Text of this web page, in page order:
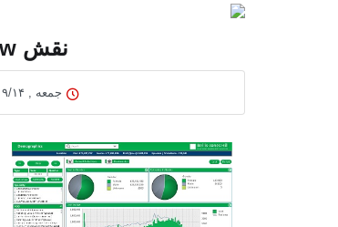
نقش QlikView در سامانه های مالی
جمعه , ۱۳۹۳/۰۹/۱۴ ۰۹:۰۴